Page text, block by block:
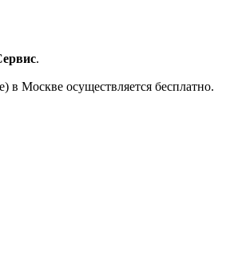
.
Москве осуществляется бесплатно.